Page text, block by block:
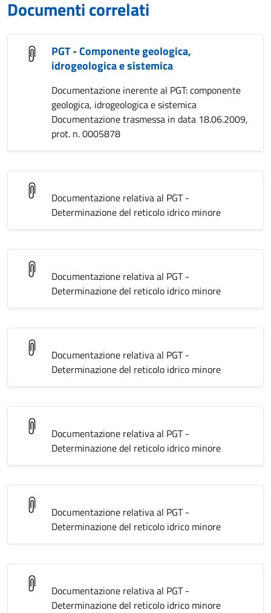
Documenti correlati
PGT - Componente geologica,
idrogeologica e sistemica
Documentazione inerente al PGT: componente
geologica, idrogeologica e sistemica
Documentazione trasmessa in data 18.06.2009,
prot. n. 0005878
Documentazione relativa al PGT -
Determinazione del reticolo idrico minore
Documentazione relativa al PGT -
Determinazione del reticolo idrico minore
Documentazione relativa al PGT -
Determinazione del reticolo idrico minore
Documentazione relativa al PGT -
Determinazione del reticolo idrico minore
Documentazione relativa al PGT -
Determinazione del reticolo idrico minore
Documentazione relativa al PGT -
Determinazione del reticolo idrico minore